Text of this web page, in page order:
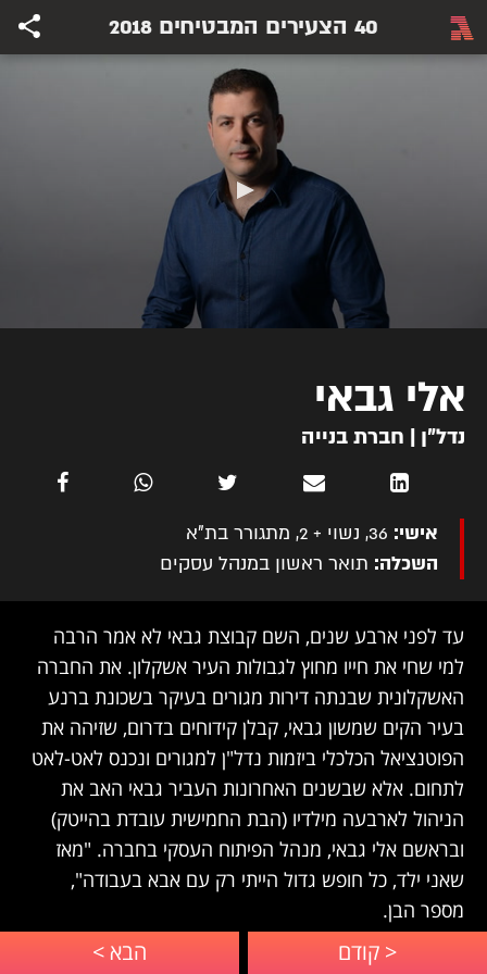
40 הצעירים המבטיחים 2018
אלי גבאי
נדל"ן | חברת בנייה
אישי:
השכלה: תואר ראשון במנהל עסקים
עד לפני ארבע שנים, השם קבוצת גבאי לא אמר הרבה
למי שחי את חייו מחוץ לגבולות העיר אשקלון. את החברה
האשקלונית שבנתה דירות מגורים בעיקר בשכונת ברנע
בעיר הקים שמשון גבאי, קבלן קידוחים בדרום, שזיהה את
הפוטנציאל הכלכלי ביזמות נדל"ן למגורים ונכנס לאט-לאט
לתחום. אלא שבשנים האחרונות העביר גבאי האב את
הניהול לארבעה מילדיו (הבת החמישית עובדת בהייטק)
ובראשם אלי גבאי, מנהל הפיתוח העסקי בחברה. "מאז
שאני ילד, כל חופש גדול הייתי רק עם אבא בעבודה",
מספר הבן.